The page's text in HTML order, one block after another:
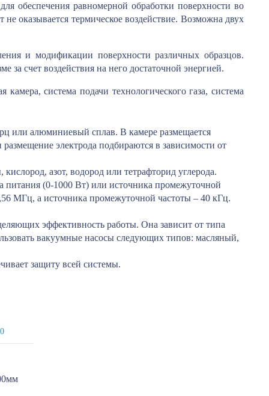
обеспечения равномерной обработки поверхности во
оказывается термическое воздействие. Возможна двух
и модификации поверхности различных образцов.
за счет воздействия на него достаточной энергией.
система подачи технологического газа, система
или алюминиевый сплав. В камере размещается
электрода подбираются в зависимости от
азот, водород или тетрафторид углерода.
питания (0-1000 Вт) или источника промежуточной
МГц, а источника промежуточной частоты – 40 кГц.
эффективность работы. Она зависит от типа
вакуумные насосы следующих типов: масляный,
защиту всей системы.